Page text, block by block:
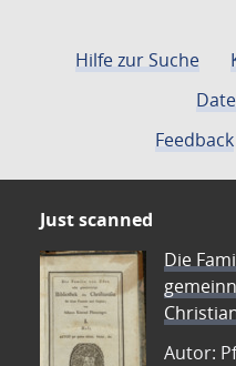
Hilfe zur Suche
Feedback
Just scanned
Die
Autor: